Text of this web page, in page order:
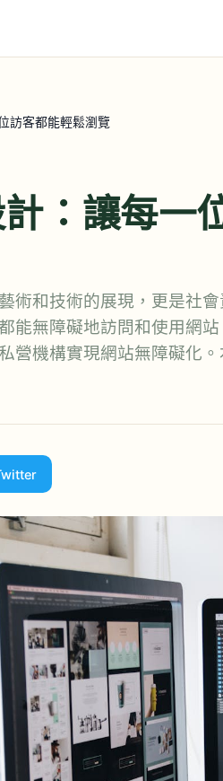
訪客都能輕鬆瀏覽
：讓每一
術和技術的展現，更是社
能無障礙地訪問和使用網
營機構實現網站無障礙化